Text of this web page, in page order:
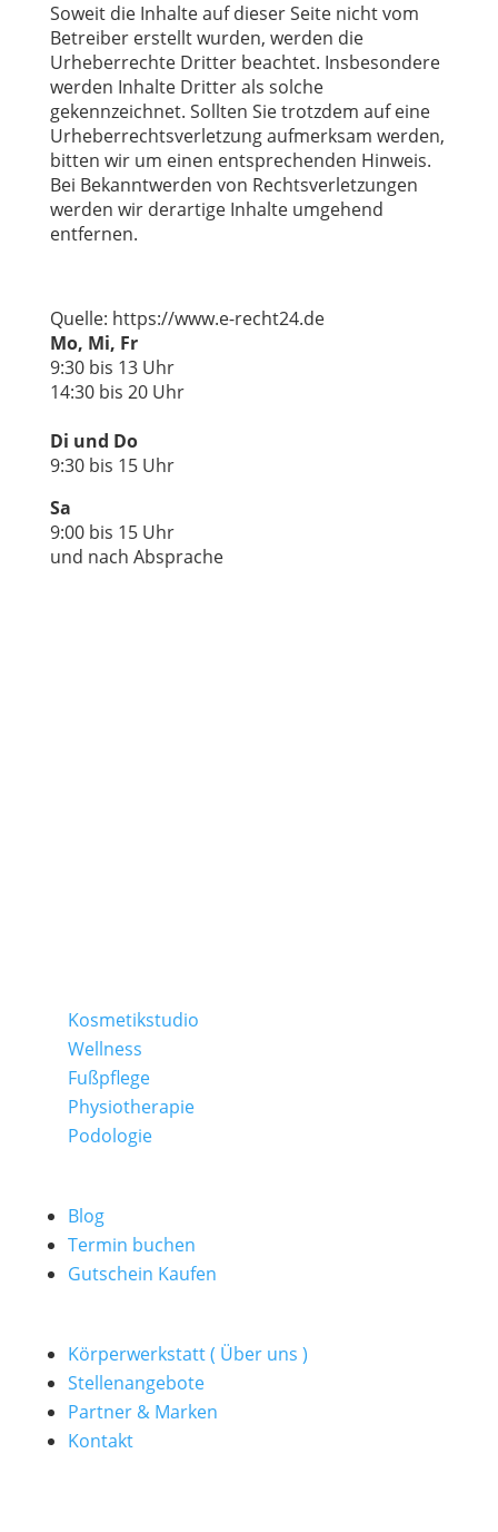
Soweit die Inhalte auf dieser Seite nicht vom
Betreiber erstellt wurden, werden die
Urheberrechte Dritter beachtet. Insbesondere
werden Inhalte Dritter als solche
gekennzeichnet. Sollten Sie trotzdem auf eine
Urheberrechtsverletzung aufmerksam werden,
bitten wir um einen entsprechenden Hinweis.
Bei Bekanntwerden von Rechtsverletzungen
werden wir derartige Inhalte umgehend
entfernen.
Quelle: https://www.e-recht24.de
Mo, Mi, Fr
9:30 bis 13 Uhr
14:30 bis 20 Uhr
Di und Do
9:30 bis 15 Uhr
Sa
9:00 bis 15 Uhr
und nach Absprache
Kosmetikstudio
Wellness
Fußpflege
Physiotherapie
Podologie
Blog
Termin buchen
Gutschein Kaufen
Körperwerkstatt ( Über uns )
Stellenangebote
Partner & Marken
Kontakt